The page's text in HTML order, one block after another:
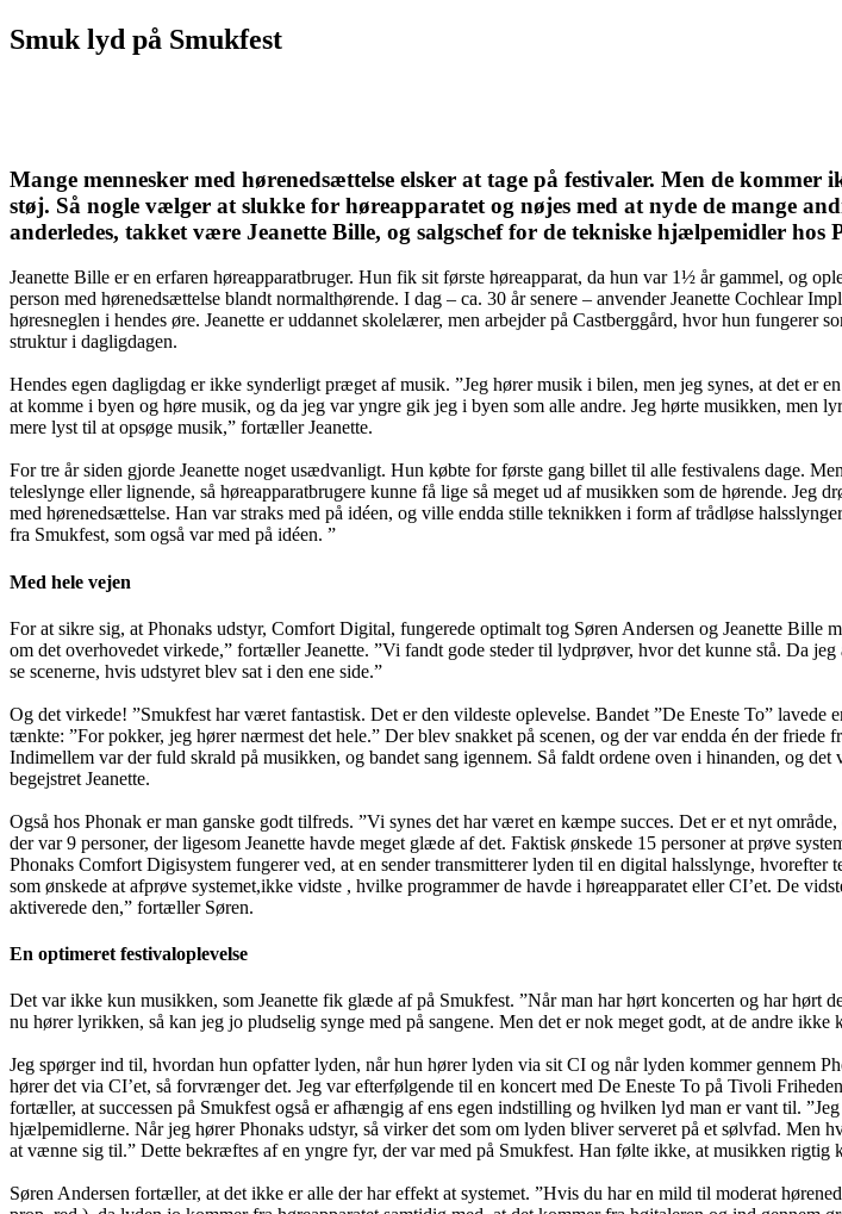
Smuk lyd på Smukfest
Mange mennesker med hørenedsættelse elsker at tage på festivaler. Men de
støj. Så nogle vælger at slukke for høreapparatet og nøjes med at nyde de mange
anderledes, takket være Jeanette Bille, og salgschef for de tekniske hjælpemidler hos
Jeanette Bille er en erfaren høreapparatbruger. Hun fik sit første høreapparat, da hun var 1½ år gammel, og
person med hørenedsættelse blandt normalthørende. I dag – ca. 30 år senere – anvender Jeanette Cochlear
høresneglen i hendes øre. Jeanette er uddannet skolelærer, men arbejder på Castberggård, hvor hun
struktur i dagligdagen.
Hendes egen dagligdag er ikke synderligt præget af musik. ”Jeg hører musik i bilen, men jeg synes, at det er
at komme i byen og høre musik, og da jeg var yngre gik jeg i byen som alle andre. Jeg hørte musikken,
mere lyst til at opsøge musik,” fortæller Jeanette.
For tre år siden gjorde Jeanette noget usædvanligt. Hun købte for første gang billet til alle festivalens dage.
teleslynge eller lignende, så høreapparatbrugere kunne få lige så meget ud af musikken som de hørende. Jeg
med hørenedsættelse. Han var straks med på idéen, og ville endda stille teknikken i form af trådløse
fra Smukfest, som også var med på idéen. ”
Med hele vejen
For at sikre sig, at Phonaks udstyr, Comfort Digital, fungerede optimalt tog Søren Andersen og Jeanette Bille
om det overhovedet virkede,” fortæller Jeanette. ”Vi fandt gode steder til lydprøver, hvor det kunne stå. Da
se scenerne, hvis udstyret blev sat i den ene side.”
Og det virkede! ”Smukfest har været fantastisk. Det er den vildeste oplevelse. Bandet ”De Eneste To”
tænkte: ”For pokker, jeg hører nærmest det hele.” Der blev snakket på scenen, og der var endda én der
Indimellem var der fuld skrald på musikken, og bandet sang igennem. Så faldt ordene oven i hinanden, og
begejstret Jeanette.
Også hos Phonak er man ganske godt tilfreds. ”Vi synes det har været en kæmpe succes. Det er et nyt
der var 9 personer, der ligesom Jeanette havde meget glæde af det. Faktisk ønskede 15 personer at prøve
Phonaks Comfort Digisystem fungerer ved, at en sender transmitterer lyden til en digital halsslynge,
som ønskede at afprøve systemet,ikke vidste , hvilke programmer de havde i høreapparatet eller CI’et. De
aktiverede den,” fortæller Søren.
En optimeret festivaloplevelse
Det var ikke kun musikken, som Jeanette fik glæde af på Smukfest. ”Når man har hørt koncerten og har hørt
nu hører lyrikken, så kan jeg jo pludselig synge med på sangene. Men det er nok meget godt, at de andre ikke
Jeg spørger ind til, hvordan hun opfatter lyden, når hun hører lyden via sit CI og når lyden kommer gennem
hører det via CI’et, så forvrænger det. Jeg var efterfølgende til en koncert med De Eneste To på Tivoli
fortæller, at successen på Smukfest også er afhængig af ens egen indstilling og hvilken lyd man er vant til.
hjælpemidlerne. Når jeg hører Phonaks udstyr, så virker det som om lyden bliver serveret på et sølvfad.
at vænne sig til.” Dette bekræftes af en yngre fyr, der var med på Smukfest. Han følte ikke, at musikken rigtig
Søren Andersen fortæller, at det ikke er alle der har effekt at systemet. ”Hvis du har en mild til moderat